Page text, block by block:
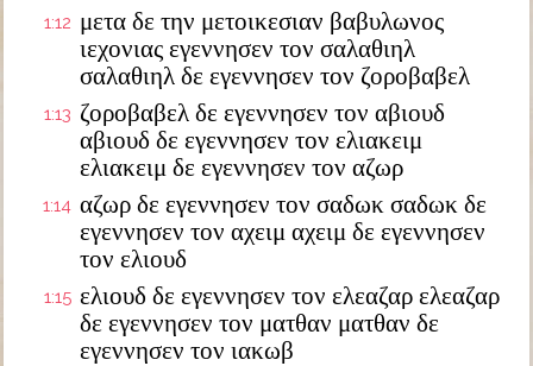
1:12 μετα δε την μετοικεσιαν βαβυλωνος
ιεχονιας εγεννησεν τον σαλαθιηλ
σαλαθιηλ δε εγεννησεν τον ζοροβαβελ
1:13 ζοροβαβελ δε εγεννησεν τον αβιουδ
αβιουδ δε εγεννησεν τον ελιακειμ
ελιακειμ δε εγεννησεν τον αζωρ
1:14 αζωρ δε εγεννησεν τον σαδωκ σαδωκ δε
εγεννησεν τον αχειμ αχειμ δε εγεννησεν
τον ελιουδ
1:15 ελιουδ δε εγεννησεν τον ελεαζαρ ελεαζαρ
δε εγεννησεν τον ματθαν ματθαν δε
εγεννησεν τον ιακωβ